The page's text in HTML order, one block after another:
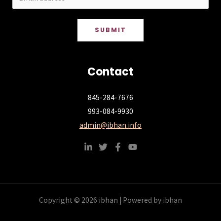
SUBMIT
Contact
845-284-7676
993-084-9930
admin@ibhan.info
Copyright © 2026 ibhan | Powered by ibhan